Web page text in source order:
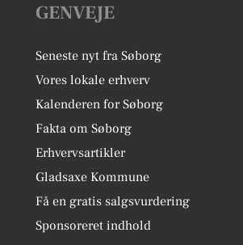
GENVEJE
Seneste nyt fra Søborg
Vores lokale erhverv
Kalenderen for Søborg
Fakta om Søborg
Erhvervsartikler
Gladsaxe Kommune
Få en gratis salgsvurdering
Sponsoreret indhold